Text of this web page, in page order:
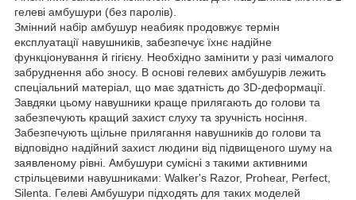
гелеві амбушури (без паролів).
Змінний набір амбушур неабияк продовжує термін
експлуатації навушників, забезпечує їхнє надійне
функціонування й гігієну. Необхідно замінити у разі чималого
забруднення або зносу. В основі гелевих амбушурів лежить
спеціальний матеріал, що має здатність до 3D-деформації.
Завдяки цьому навушники краще прилягають до голови та
забезпечують кращий захист слуху та зручність носіння.
Забезпечують щільне прилягання навушників до голови та
відповідно надійний захист людини від підвищеного шуму на
заявленому рівні. Амбушури сумісні з такими активними
стрільцевими навушниками: Walker's Razor, Prohear, Perfect,
Silenta. Гелеві Амбушури підходять для таких моделей